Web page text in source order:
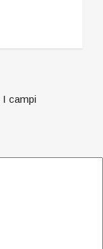
I campi